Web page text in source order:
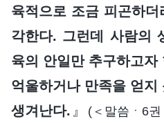
육적으로 조금 피곤하
각한다. 그런데 사람의
육의 안일만 추구하고
억울하거나 만족을 얻
생겨난다. 』
(＜말씀ㆍ6